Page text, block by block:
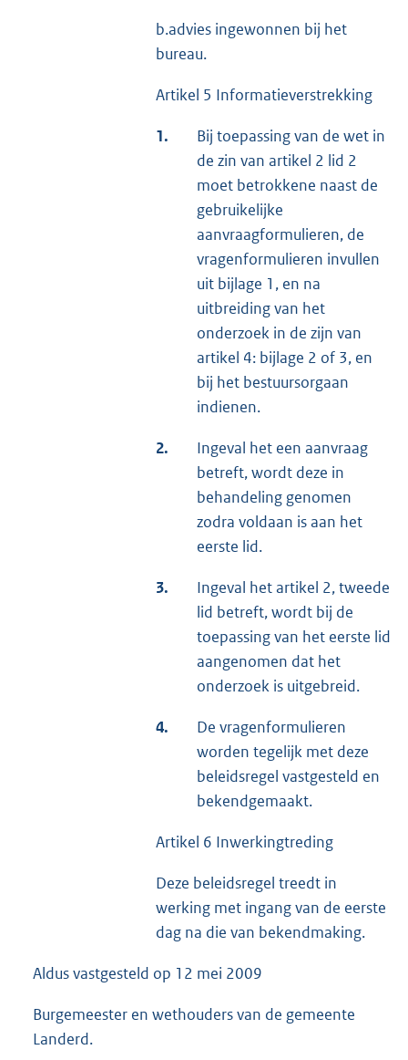
b.advies ingewonnen bij het
bureau.
Artikel 5 Informatieverstrekking
1.
Bij toepassing van de wet in
de zin van artikel 2 lid 2
moet betrokkene naast de
gebruikelijke
aanvraagformulieren, de
vragenformulieren invullen
uit bijlage 1, en na
uitbreiding van het
onderzoek in de zijn van
artikel 4: bijlage 2 of 3, en
bij het bestuursorgaan
indienen.
2.
Ingeval het een aanvraag
betreft, wordt deze in
behandeling genomen
zodra voldaan is aan het
eerste lid.
3.
Ingeval het artikel 2, tweede
lid betreft, wordt bij de
toepassing van het eerste lid
aangenomen dat het
onderzoek is uitgebreid.
4.
De vragenformulieren
worden tegelijk met deze
beleidsregel vastgesteld en
bekendgemaakt.
Artikel 6 Inwerkingtreding
Deze beleidsregel treedt in
werking met ingang van de eerste
dag na die van bekendmaking.
Aldus vastgesteld op 12 mei 2009
Burgemeester en wethouders van de gemeente
Landerd.